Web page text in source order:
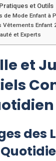
et Outils
de Mode Enfant à
Vêtements Enfant
et Experts
et
des